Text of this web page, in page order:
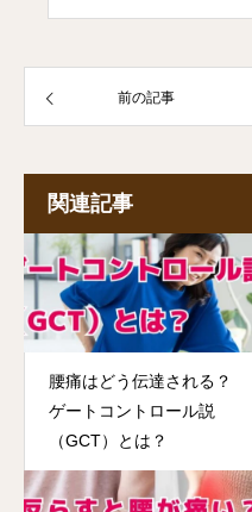
前の記事
関連記事
腰痛はどう伝達される？
ゲートコントロール説
（GCT）とは？